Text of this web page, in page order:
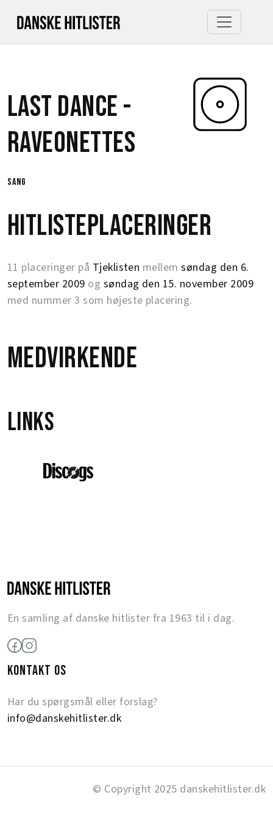
Last Dance -
Raveonettes
sang
Hitlisteplaceringer
11 placeringer på Tjeklisten mellemsøndag den 6.
september 2009 og søndag den 15. november 2009
med nummer 3 som højeste placering.
Medvirkende
Links
En samling af danske hitlister fra 1963 til i dag.
KONTAKT OS
Har du spørgsmål eller forslag?
info@danskehitlister.dk
© Copyright 2025 danskehitlister.dk